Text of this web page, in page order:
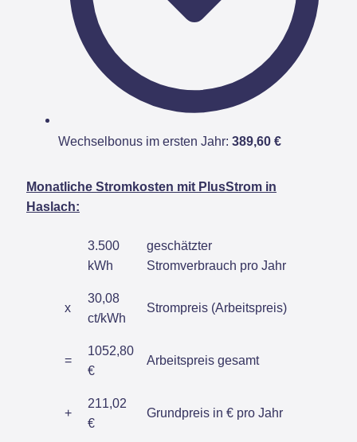
Wechselbonus im ersten Jahr: 389,60 €
Monatliche Stromkosten mit PlusStrom in
Haslach:
3.500
kWh
geschätzter
Stromverbrauch pro Jahr
x
30,08
ct/kWh
Strompreis (Arbeitspreis)
=
1052,80
€
Arbeitspreis gesamt
+
211,02
€
Grundpreis in € pro Jahr